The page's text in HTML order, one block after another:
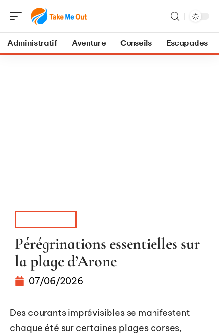
Administratif Aventure Conseils Escapades
Pérégrinations essentielles sur
la plage d’Arone
07/06/2026
Des courants imprévisibles se manifestent
chaque été sur certaines plages corses,